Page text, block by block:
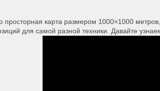
просторная карта размером 1000×1000
для самой разной техники. Давайте